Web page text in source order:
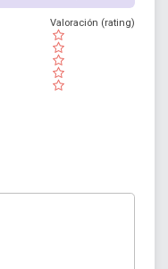
( )
( )
( )
( )
( )
Valoración (rating)